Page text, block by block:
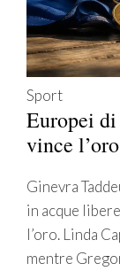
Sport
Europei
vince
Ginevra
in acque
l’oro. Linda
mentre